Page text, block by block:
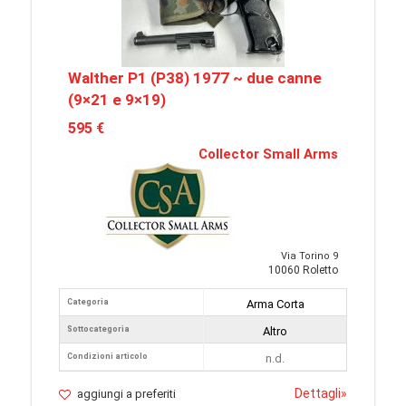
Walther P1 (P38) 1977 ~ due canne
(9×21 e 9×19)
595 €
Collector Small Arms
Via Torino 9
10060 Roletto
Categoria
Sottocategoria
Condizioni articolo
Arma Corta
Altro
n.d.
aggiungi a preferiti Dettagli»